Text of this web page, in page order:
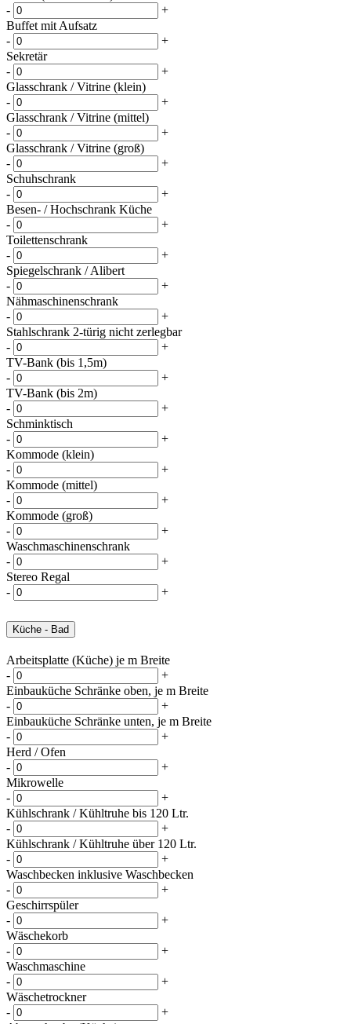
-
+
Buffet mit Aufsatz
-
+
Sekretär
-
+
Glasschrank / Vitrine (klein)
-
+
Glasschrank / Vitrine (mittel)
-
+
Glasschrank / Vitrine (groß)
-
+
Schuhschrank
-
+
Besen- / Hochschrank Küche
-
+
Toilettenschrank
-
+
Spiegelschrank / Alibert
-
+
Nähmaschinenschrank
-
+
Stahlschrank 2-türig nicht zerlegbar
-
+
TV-Bank (bis 1,5m)
-
+
TV-Bank (bis 2m)
-
+
Schminktisch
-
+
Kommode (klein)
-
+
Kommode (mittel)
-
+
Kommode (groß)
-
+
Waschmaschinenschrank
-
+
Stereo Regal
-
+
Küche - Bad
Arbeitsplatte (Küche) je m Breite
-
+
Einbauküche Schränke oben, je m Breite
-
+
Einbauküche Schränke unten, je m Breite
-
+
Herd / Ofen
-
+
Mikrowelle
-
+
Kühlschrank / Kühltruhe bis 120 Ltr.
-
+
Kühlschrank / Kühltruhe über 120 Ltr.
-
+
Waschbecken inklusive Waschbecken
-
+
Geschirrspüler
-
+
Wäschekorb
-
+
Waschmaschine
-
+
Wäschetrockner
-
+